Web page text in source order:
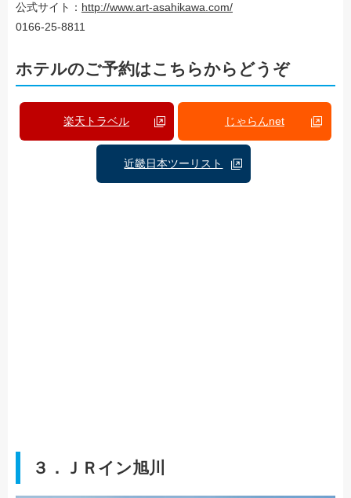
公式サイト： http://www.art-asahikawa.com/
0166-25-8811
ホテルのご予約はこちらからどうぞ
楽天トラベル じゃらんnet
近畿日本ツーリスト
３．ＪＲイン旭川